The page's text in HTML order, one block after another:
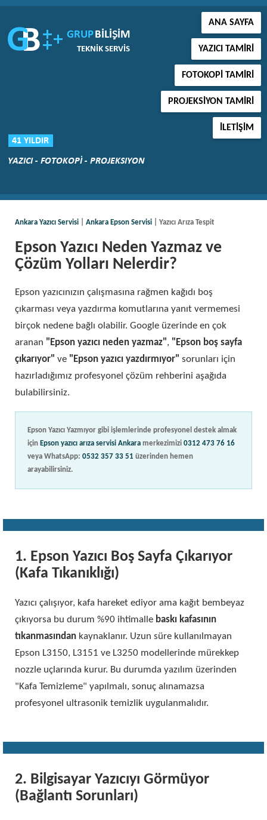
ANA SAYFA
YAZICI TAMIRI
FOTOKOPI TAMIRI
PROJEKSIYON TAMIRI
İLETIŞIM
Ankara Yazıcı Servisi Ankara Epson Servisi | Yazıcı Arıza Tespit
Epson Yazıcı Neden Yazmaz ve
Çözüm Yolları Nelerdir?
Epson yazıcınızın çalışmasına rağmen kağıdı boş
çıkarması veya yazdırma komutlarına yanıt vermemesi
birçok nedene bağlı olabilir. Google üzerinde en çok
aranan "Epson yazıcı neden yazmaz", "Epson boş sayfa
çıkarıyor" ve "Epson yazıcı yazdırmıyor" sorunları için
hazırladığımız profesyonel çözüm rehberini aşağıda
bulabilirsiniz.
Epson Yazıcı Yazmıyor gibi işlemlerinde profesyonel destek almak
için Epson yazıcı arıza servisi Ankara merkezimizi 0312 473 76 16
veya WhatsApp: 0532 357 33 51 üzerinden hemen
arayabilirsiniz.
1. Epson Yazıcı Boş Sayfa Çıkarıyor
(Kafa Tıkanıklığı)
Yazıcı çalışıyor, kafa hareket ediyor ama kağıt bembeyaz
çıkıyorsa bu durum %90 ihtimalle baskı kafasının
tıkanmasından kaynaklanır. Uzun süre kullanılmayan
Epson L3150, L3151 ve L3250 modellerinde mürekkep
nozzle uçlarında kurur. Bu durumda yazılım üzerinden
"Kafa Temizleme" yapılmalı, sonuç alınamazsa
profesyonel ultrasonik temizlik uygulanmalıdır.
2. Bilgisayar Yazıcıyı Görmüyor
(Bağlantı Sorunları)